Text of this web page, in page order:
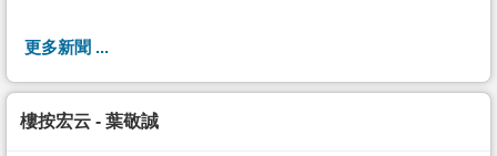
更多新聞 ...
樓按宏云 - 葉敬誠